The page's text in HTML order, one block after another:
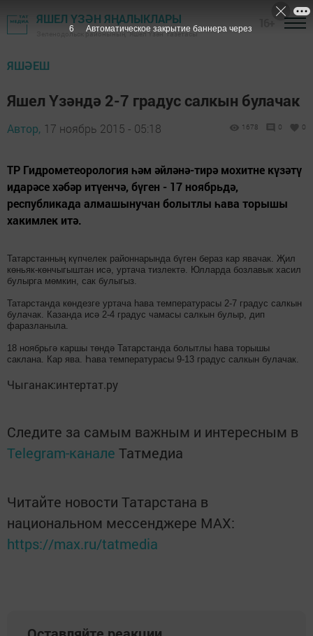
ЯШЕЛ ҮЗӘН ЯҢАЛЫКЛАРЫ
Зеленодольск районының "Яшел Үзән" газетасы
ЯШӘЕШ
Яшел Үзәндә 2-7 градус салкын булачак
Автор, 17 ноябрь 2015 - 05:18 1678 0 0
ТР Гидрометеорология һәм әйләнә-тирә мохитне күзәтү
идарәсе хәбәр итүенчә, бүген - 17 ноябрьдә,
республикада алмашынучан болытлы һава торышы
хакимлек итә.
Татарстанның күпчелек районнарында бүген бераз кар явачак. Җил
көньяк-көнчыгыштан исә, уртача тизлектә. Юлларда бозлавык хасил
булырга мөмкин, сак булыгыз.
Татарстанда көндезге уртача һава температурасы 2-7 градус салкын
булачак. Казанда исә 2-4 градус чамасы салкын булыр, дип
фаразланыла.
18 ноябрьгә каршы төндә Татарстанда болытлы һава торышы
саклана. Кар ява. Һава температурасы 9-13 градус салкын булачак.
Чыганак:интертат.ру
Следите за самым важным и интересным в
Telegram-канале Татмедиа
Читайте новости Татарстана в
национальном мессенджере MАХ:
https://max.ru/tatmedia
5 Автоматическое закрытие баннера через